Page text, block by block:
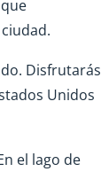
Disfrutarás
Unidos
el lago de